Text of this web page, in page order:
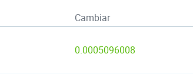
Cambiar
0.0005096008